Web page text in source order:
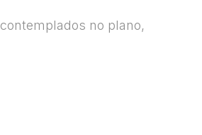
no plano,